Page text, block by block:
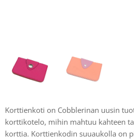
Korttienkoti on Cobblerinan uusin
korttikotelo, mihin mahtuu kahteen
korttia. Korttienkodin suuaukolla on